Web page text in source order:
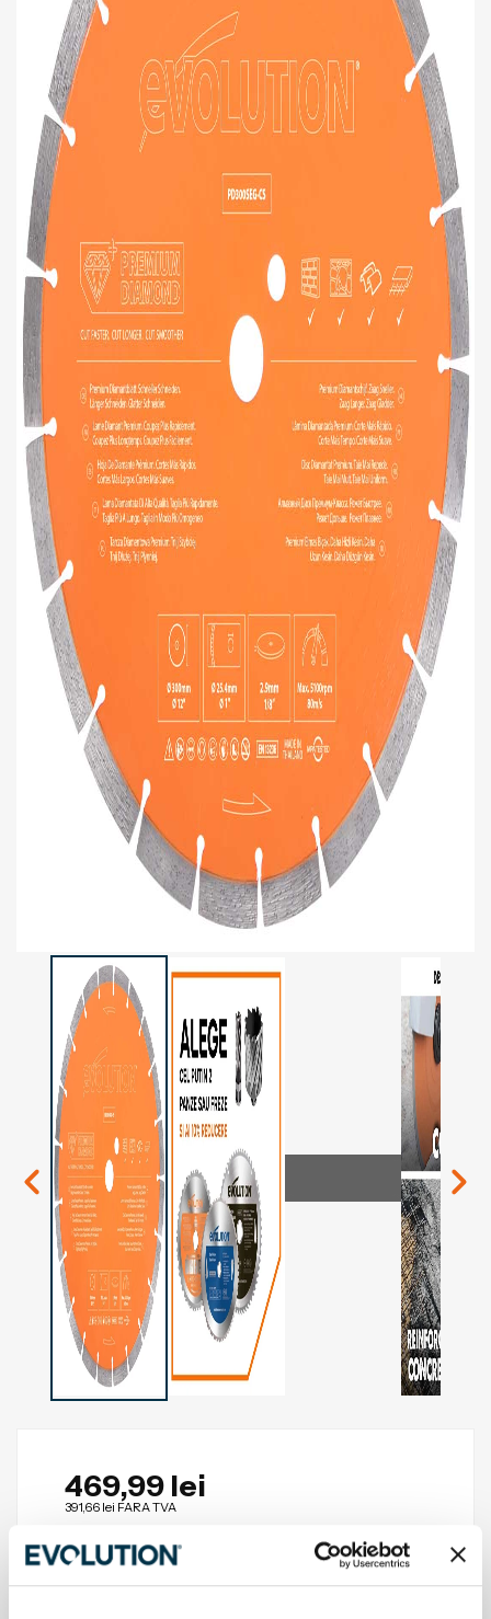
469,99 lei
391,66 lei FARA TVA
Plateste în 3 rate de pe luna cu Klarna